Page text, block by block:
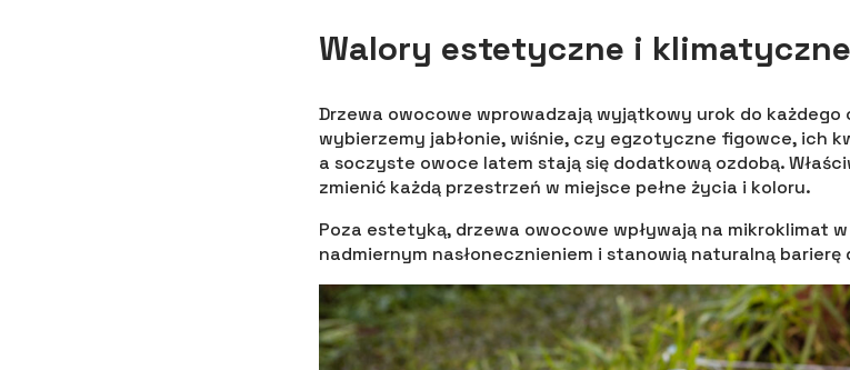
Walory estetyczne i klimatyczne
Drzewa owocowe wprowadzają wyjątkowy urok do każdego
wybierzemy jabłonie, wiśnie, czy egzotyczne figowce, ich
a soczyste owoce latem stają się dodatkową ozdobą.
zmienić każdą przestrzeń w miejsce pełne życia i koloru.
Poza estetyką, drzewa owocowe wpływają na mikroklimat
nadmiernym nasłonecznieniem i stanowią naturalną barierę